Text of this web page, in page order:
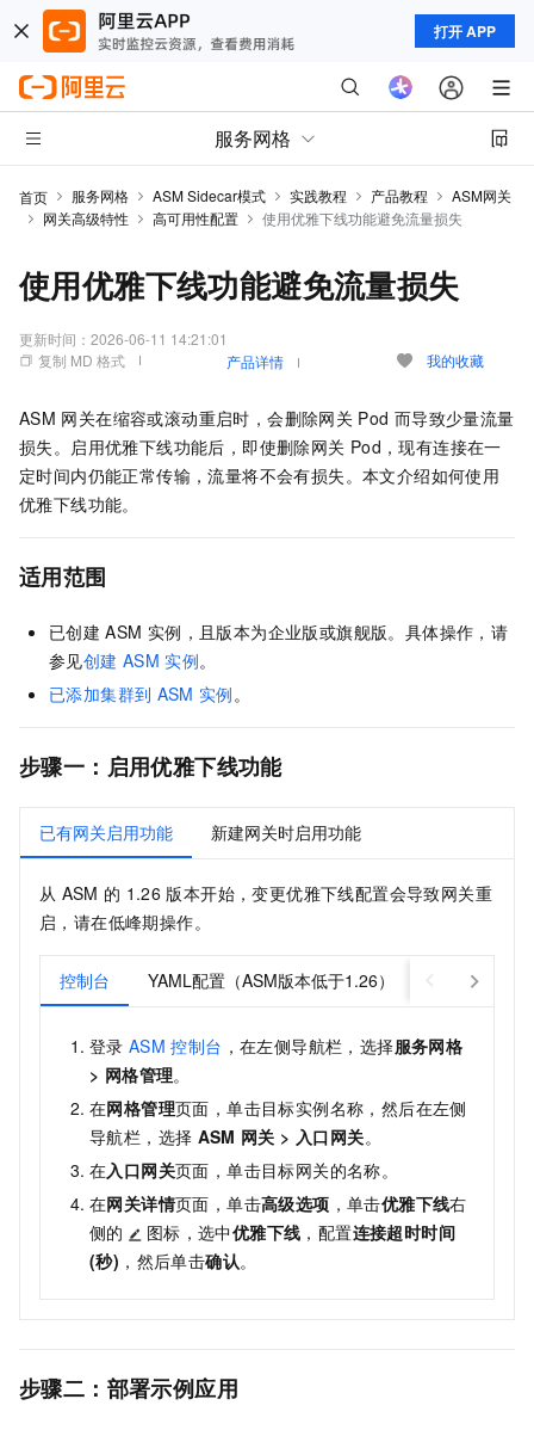
打开 APP
服务网格
首页 服务网格 ASM Sidecar模式 实践教程 产品教程
ASM网关
网关高级特性
高可用性配置 使用优雅下线功能避免流量损失
使用优雅下线功能避免流量损失
更新时间： 2026-06-11 14:21:01
复制 MD 格式
产品详情 我的收藏
ASM 网关在缩容或滚动重启时，会删除网关 Pod 而导致少量流量
损失。启用优雅下线功能后，即使删除网关 Pod，现有连接在一
定时间内仍能正常传输，流量将不会有损失。本文介绍如何使用
优雅下线功能。
适用范围
已创建 ASM 实例，且版本为企业版或旗舰版。具体操作，请
参见创建 ASM 实例。
已添加集群到 ASM 实例。
步骤一：启用优雅下线功能
已有网关启用功能 新建网关时启用功能
从 ASM 的 1.26 版本开始，变更优雅下线配置会导致网关重
启，请在低峰期操作。
控制台 YAML配置（ASM版本低于1.26） YAML配置
登录 ASM 控制台 ，在左侧导航栏，选择服务网格
> 网格管理。
在网格管理页面，单击目标实例名称，然后在左侧
导航栏，选择 ASM 网关 > 入口网关。
在入口网关页面，单击目标网关的名称。
在网关详情页面，单击高级选项 ，单击优雅下线右
侧的
图标，选中优雅下线 ，配置连接超时时间
(秒) ，然后单击确认。
步骤二：部署示例应用